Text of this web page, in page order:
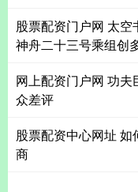
股票配资门户网 太空
神舟二十三号乘组创
网上配资门户网 功
众差评
股票配资中心网址
商